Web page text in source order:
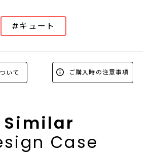
#キュート
いて ご購入時の注意事項
Similar
Case